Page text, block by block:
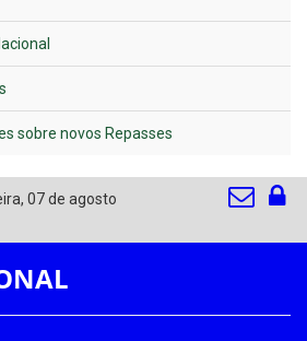
sobre novos Repasses
, 07 de agosto